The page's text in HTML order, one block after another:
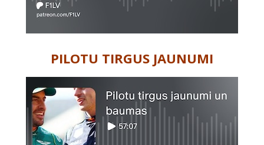
PILOTU TIRGUS JAUNUMI